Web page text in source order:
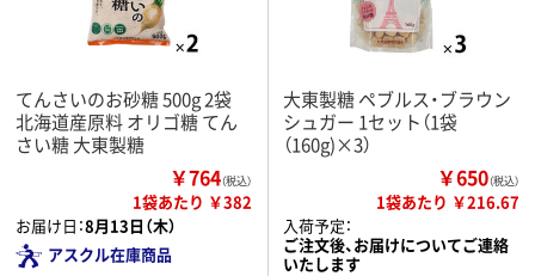
てんさいのお砂糖 500g 2袋
北海道産原料 オリゴ糖 てん
さい糖 大東製糖
￥764（税込）
1袋あたり ￥382
お届け日：8月13日（木）
アスクル在庫商品
大東製糖 ペブルス・ブラウン
シュガー 1セット（1袋
（160g)×3）
￥650（税込）
1袋あたり ￥216.67
入荷予定：
ご注文後、お届けについてご連絡
いたします